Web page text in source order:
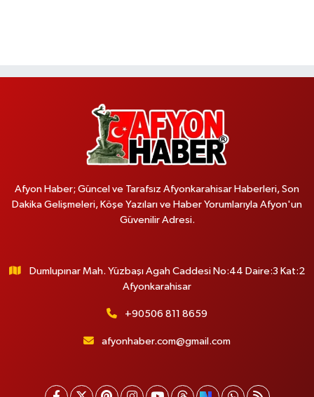
Afyon Haber; Güncel ve Tarafsız Afyonkarahisar Haberleri, Son
Dakika Gelişmeleri, Köşe Yazıları ve Haber Yorumlarıyla Afyon'un
Güvenilir Adresi.
Dumlupınar Mah. Yüzbaşı Agah Caddesi No:44 Daire:3 Kat:2
Afyonkarahisar
+90506 811 8659
afyonhaber.com@gmail.com